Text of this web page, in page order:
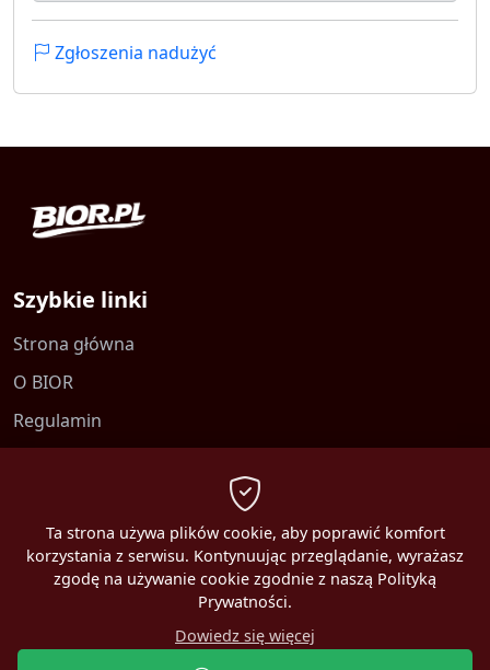
Zgłoszenia nadużyć
Szybkie linki
Strona główna
O BIOR
Regulamin
Ta strona używa plików cookie, aby poprawić komfort
korzystania z serwisu. Kontynuując przeglądanie, wyrażasz
zgodę na używanie cookie zgodnie z naszą Polityką
Prywatności.
Dowiedz się więcej